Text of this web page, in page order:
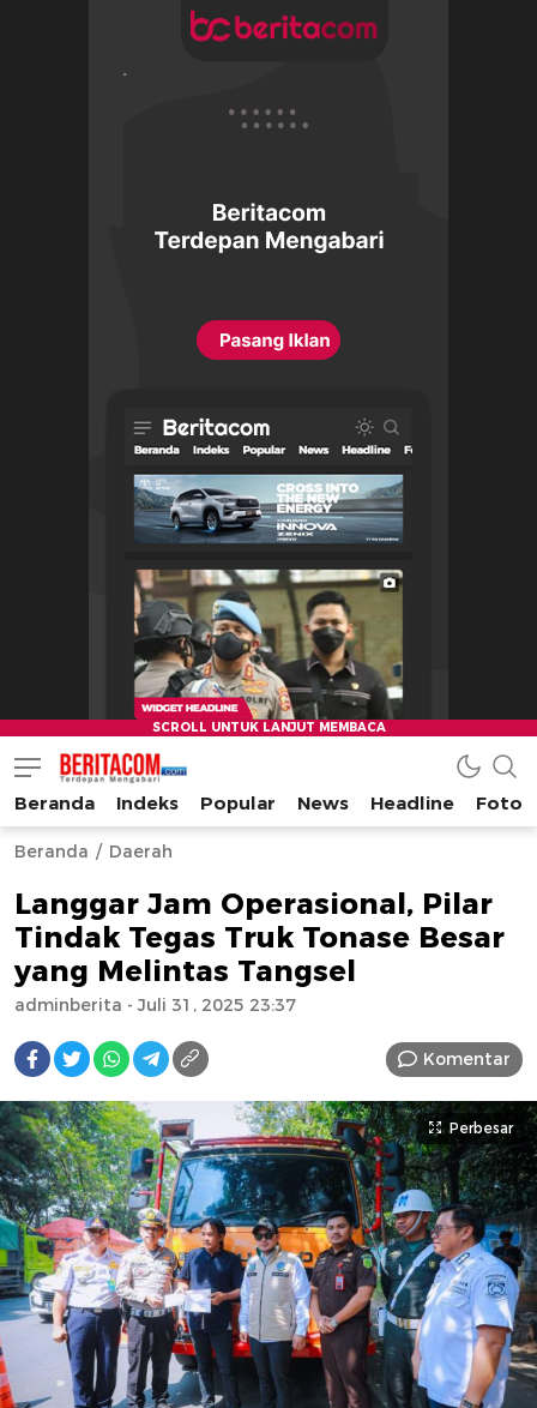
beritacom.com
bestnews
Beranda Indeks Popular News Headline Foto
Beranda Daerah
Langgar Jam Operasional, Pilar
Tindak Tegas Truk Tonase Besar
yang Melintas Tangsel
adminberita - Juli 31, 2025 23:37
Komentar
Perbesar